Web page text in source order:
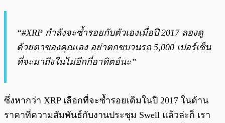
“#XRP กำลังจะซ้ำรอยกับตัวเองเมื่อปี 2017 ลองดู
ด้วยตาของคุณเอง อย่าตกขบวนรถ 5,000 เปอร์เซ็น
ที่จะมาถึงในไม่อีกกี่อาทิตย์นะ”
ซึ่งหากว่า XRP เลือกที่จะซ้ำรอยเดิมในปี 2017 ในด้าน
ราคาที่ความสัมพันธ์กับงานประชุม Swell แล้วล่ะก็ เรา